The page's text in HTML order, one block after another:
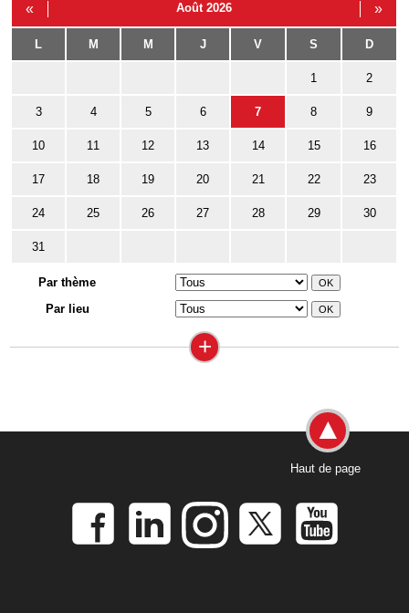
« Août 2026 »
L M M J V S D
1 2
3 4 5 6 7 8 9
10 11 12 13 14 15 16
17 18 19 20 21 22 23
24 25 26 27 28 29 30
31
Par thème
Par lieu
+
Haut de page